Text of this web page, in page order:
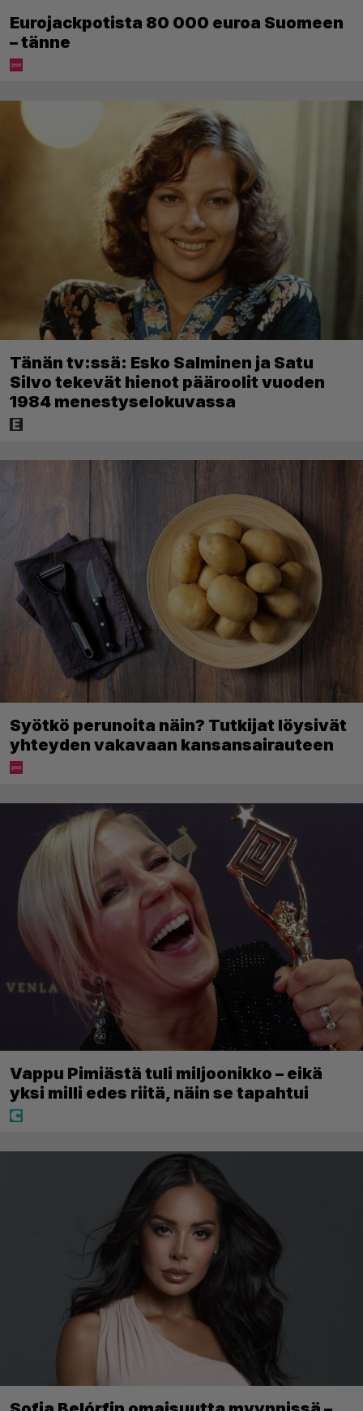
Eurojackpotista 80 000 euroa Suomeen
– tänne
Tänän tv:ssä: Esko Salminen ja Satu
Silvo tekevät hienot pääroolit vuoden
1984 menestyselokuvassa
Syötkö perunoita näin? Tutkijat löysivät
yhteyden vakavaan kansansairauteen
Vappu Pimiästä tuli miljoonikko – eikä
yksi milli edes riitä, näin se tapahtui